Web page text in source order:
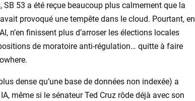
53 a été reçue beaucoup plus calmement que la
provoqué une tempête dans le cloud. Pourtant, en
n’en finissent plus d’arroser les élections locales
de moratoire anti-régulation… quitte à faire
dense qu’une base de données non indexée) a
même si le sénateur Ted Cruz rôde déjà avec son